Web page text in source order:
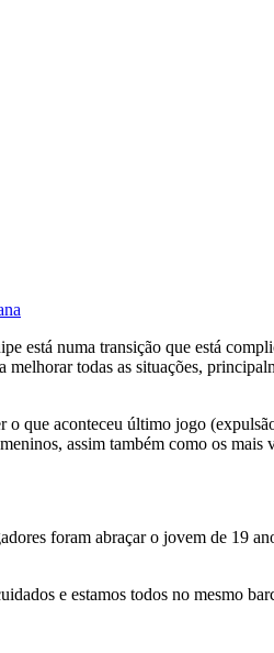
está numa transição que está
todas as situações,
que aconteceu último jogo
assim também como os mais
foram abraçar o jovem de 19
e estamos todos no mesmo